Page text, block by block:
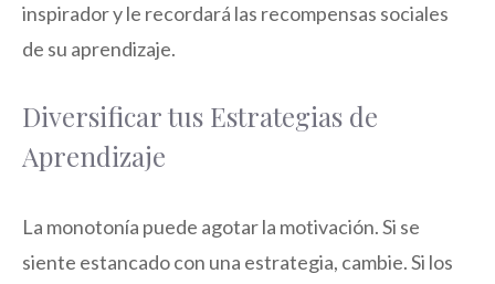
inspirador y le recordará las recompensas sociales
de su aprendizaje.
Diversificar tus Estrategias de
Aprendizaje
La monotonía puede agotar la motivación. Si se
siente estancado con una estrategia, cambie. Si los